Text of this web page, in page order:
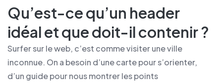
Qu’est-ce qu’un header
idéal et que doit-il contenir ?
Surfer sur le web, c’est comme visiter une ville
inconnue. On a besoin d’une carte pour s’orienter,
d’un guide pour nous montrer les points